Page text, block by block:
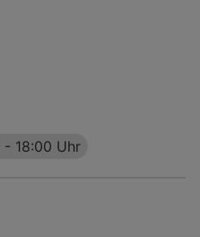
- 18:00 Uhr